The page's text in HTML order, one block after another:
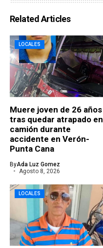
Related Articles
LOCALES
Muere joven de 26 años
tras quedar atrapado en
camión durante
accidente en Verón-
Punta Cana
ByAda Luz Gomez
Agosto 8, 2026
LOCALES